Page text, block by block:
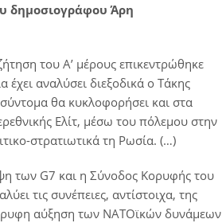
δημοσιογράφου Άρη
του Α’ μέρους επικεντρώθηκε
αναλύσει διεξοδικά ο Τάκης
θα κυκλοφορήσει και στα
Ελίτ, μέσω του πόλεμου στην
στρατιωτικά τη Ρωσία. (…)
των G7 και η Σύνοδος Κορυφής του
τις συνέπειες, αντίστοιχα, της
αύξηση των ΝΑΤΟϊκών δυνάμεων